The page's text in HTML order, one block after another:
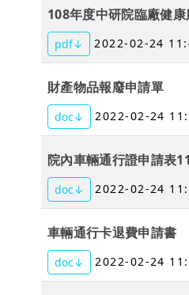
108年度中研院臨廠健
pdf↓ 2022-02-24
財產物品報廢申請單
doc↓ 2022-02-24
院內車輛通行證申請表
doc↓ 2022-02-24
車輛通行卡退費申請書
doc↓ 2022-02-24